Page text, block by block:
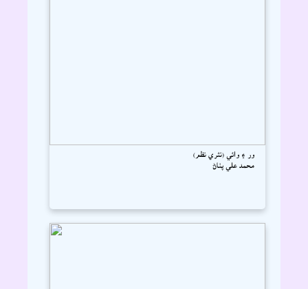
ور ۽ وائي (نثري نظم)
محمد علي پٺاڻ